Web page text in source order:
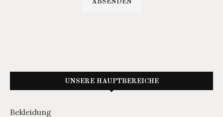
UNSERE HAUPTBEREICHE
Bekleidung